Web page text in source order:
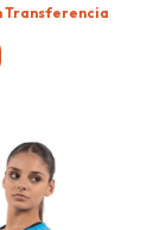
Transferencia